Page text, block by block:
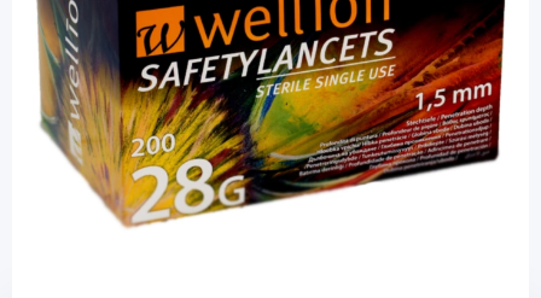
Besonderheiten
minimierte Schmerzen durch ultra-scharfe Nadel
für ältere Menschen, Menschen mit reduzierter
Feinmotorik oder Sehproblemen
perfekt für medizinisches Fachpersonal,
Krankenhäuser, Pflegeheime